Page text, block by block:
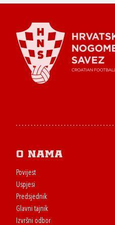
O nama
Povijest
Uspjesi
Predsjednik
Glavni tajnik
Izvršni odbor